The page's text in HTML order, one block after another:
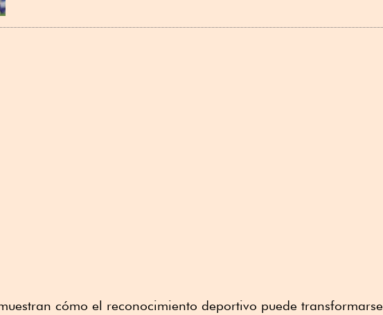
cómo el reconocimiento deportivo puede transformarse